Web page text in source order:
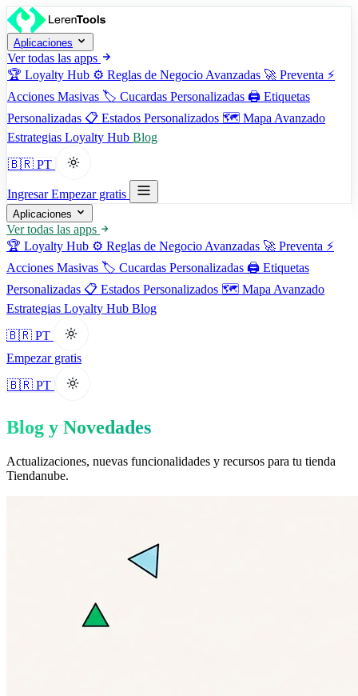
Aplicaciones
Ver todas las apps
🏆 Loyalty Hub ⚙️ Reglas de Negocio Avanzadas 🚀 Preventa ⚡
Acciones Masivas 🏷️ Cucardas Personalizadas 🖨️ Etiquetas
Personalizadas 📋 Estados Personalizados 🗺️ Mapa Avanzado
Estrategias Loyalty Hub Blog
🇧🇷 PT
IngresarEmpezar gratis
Aplicaciones
Ver todas las apps
🏆 Loyalty Hub ⚙️ Reglas de Negocio Avanzadas 🚀 Preventa ⚡
Acciones Masivas 🏷️ Cucardas Personalizadas 🖨️ Etiquetas
Personalizadas 📋 Estados Personalizados 🗺️ Mapa Avanzado
Estrategias Loyalty Hub Blog
🇧🇷 PT
Empezar gratis
🇧🇷 PT
Blog y Novedades
Actualizaciones, nuevas funcionalidades y recursos para tu tienda
Tiendanube.